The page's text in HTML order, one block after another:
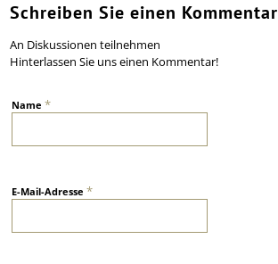
Schreiben Sie einen Kommentar
An Diskussionen teilnehmen
Hinterlassen Sie uns einen Kommentar!
Name*
E-Mail-Adresse*